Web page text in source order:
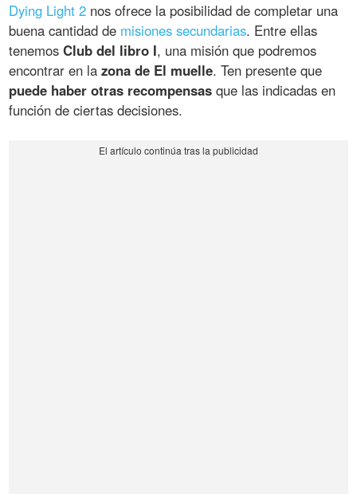
Dying Light 2 nos ofrece la posibilidad de completar una
buena cantidad de misiones secundarias. Entre ellas
tenemosClub del libro I, una misión que podremos
encontrar en lazona de El muelle. Ten presente que
puede haber otras recompensas que las indicadas en
función de ciertas decisiones.